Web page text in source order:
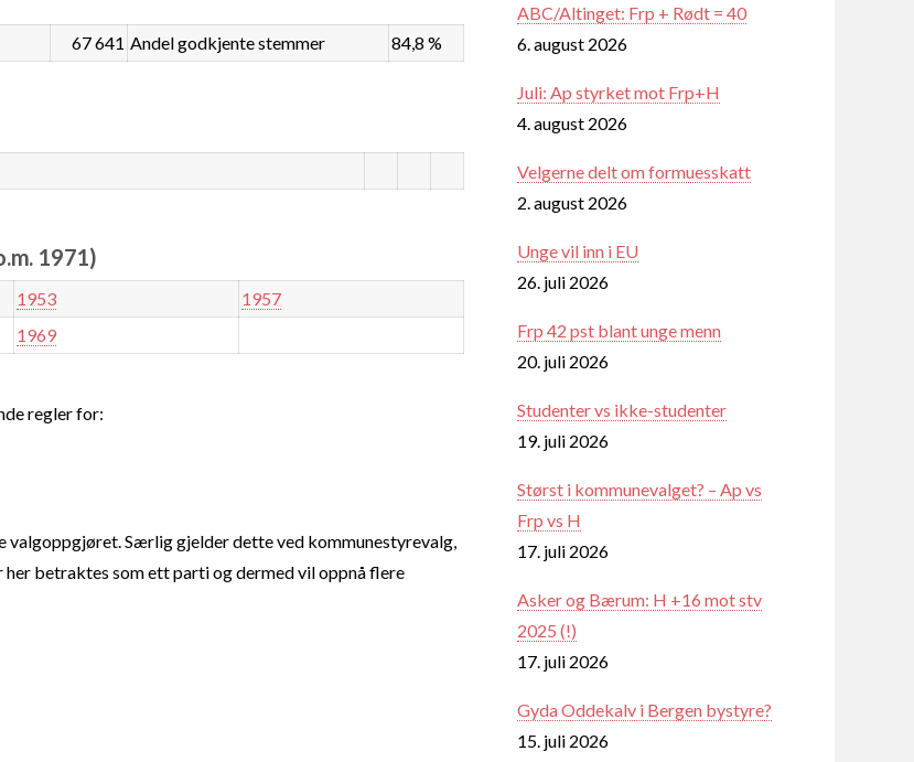
67 641 Andel godkjente stemmer 84,8 %
1971)
1953
1957
1969
regler for:
Særlig gjelder dette ved kommunestyrevalg,
betraktes som ett parti og dermed vil oppnå flere
ABC/Altinget: Frp + Rødt = 40
6. august 2026
Juli: Ap styrket mot Frp+H
4. august 2026
Velgerne delt om formuesskatt
2. august 2026
Unge vil inn i EU
26. juli 2026
Frp 42 pst blant unge menn
20. juli 2026
Studenter vs ikke-studenter
19. juli 2026
Størst i kommunevalget? – Ap vs
Frp vs H
17. juli 2026
Asker og Bærum: H +16 mot stv
2025 (!)
17. juli 2026
Gyda Oddekalv i Bergen bystyre?
15. juli 2026